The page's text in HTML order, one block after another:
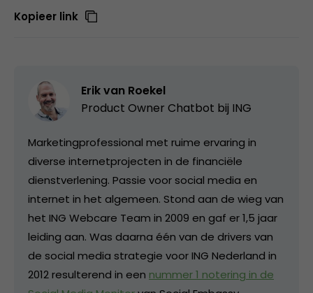
Kopieer link
Erik van Roekel
Product Owner Chatbot bij ING
Marketingprofessional met ruime ervaring in
diverse internetprojecten in de financiële
dienstverlening. Passie voor social media en
internet in het algemeen. Stond aan de wieg van
het ING Webcare Team in 2009 en gaf er 1,5 jaar
leiding aan. Was daarna één van de drivers van
de social media strategie voor ING Nederland in
2012 resulterend in een nummer 1 notering in de